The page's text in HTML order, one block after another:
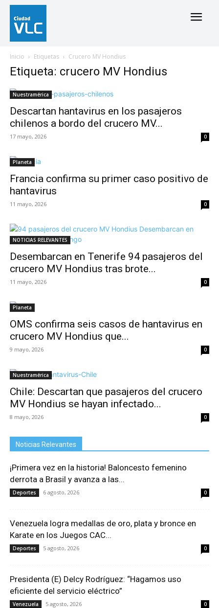
Inicio Etiquetas Crucero MV Hondius
Etiqueta: crucero MV Hondius
Nuestramérica
Descartan hantavirus en los pasajeros
chilenos a bordo del crucero MV...
17 mayo, 2026 0
Planeta
Francia confirma su primer caso positivo de
hantavirus
11 mayo, 2026 0
NOTICIAS RELEVANTES
Desembarcan en Tenerife 94 pasajeros del
crucero MV Hondius tras brote...
11 mayo, 2026 0
Planeta
OMS confirma seis casos de hantavirus en
crucero MV Hondius que...
9 mayo, 2026 0
Nuestramérica
Chile: Descartan que pasajeros del crucero
MV Hondius se hayan infectado...
8 mayo, 2026 0
Noticias Relevantes
¡Primera vez en la historia! Baloncesto femenino
derrota a Brasil y avanza a las...
Deportes 6 agosto, 2026 0
Venezuela logra medallas de oro, plata y bronce en
Karate en los Juegos CAC...
Deportes 5 agosto, 2026 0
Presidenta (E) Delcy Rodríguez: “Hagamos uso
eficiente del servicio eléctrico”
Venezuela 5 agosto, 2026 0